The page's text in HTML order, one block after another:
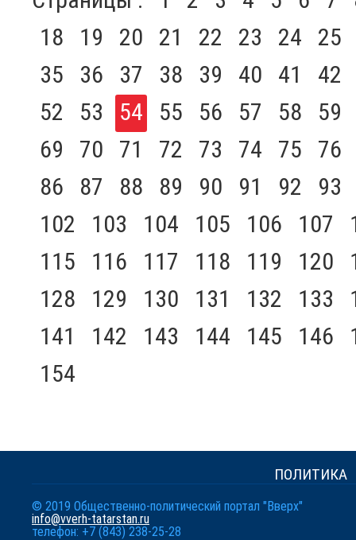
18
19 20 21 22 23 24
25
35
36 37 38 39 40 41
42
52
53 54 55 56 57 58
59
69
70 71 72 73 74 75
76
86
87 88 89 90 91 92
93
102
103 104 105 106 107
115
116 117 118 119 120
128
129 130 131 132 133
141
142 143 144 145 146
154
ПОЛИТИКА
© 2019 Общественно-политический портал "Вверх"
info@vverh-tatarstan.ru
телефон: +7 (843) 238-25-28